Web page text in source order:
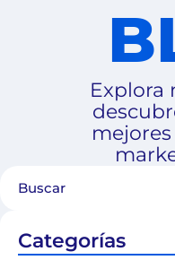
Explora
Categorías